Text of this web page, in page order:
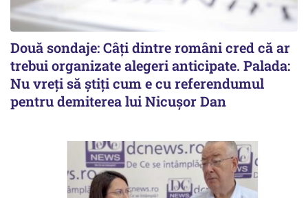
Două sondaje: Câți dintre români cred că ar
trebui organizate alegeri anticipate. Palada:
Nu vreți să știți cum e cu referendumul
pentru demiterea lui Nicușor Dan